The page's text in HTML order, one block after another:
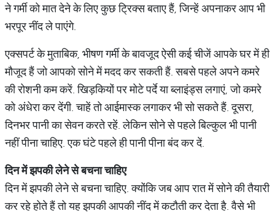
ने गर्मी को मात देने के लिए कुछ ट्रिक्‍स बताए हैं, जिन्‍हें अपनाकर आप भी
भरपूर नींद ले पाएंगे.
एक्‍सपर्ट के मुताबिक, भीषण गर्मी के बावजूद ऐसी कई चीजें आपके घर में ही
मौजूद हैं जो आपको सोने में मदद कर सकती हैं. सबसे पहले अपने कमरे
की रोशनी कम करें. ख‍िड़कियों पर मोटे पर्दे या ब्‍लाइंड्स लगाएं, जो कमरे
को अंधेरा कर देंगी. चाहें तो आईमास्‍क लगाकर भी सो सकते हैं. दूसरा,
दिनभर पानी का सेवन करते रहें. लेकिन सोने से पहले बिल्‍कुल भी पानी
नहीं पीना चाह‍िए. एक घंटे पहले ही पानी पीना बंद कर दें.
दिनमेंझपकीलेनेसेबचनाचाहिए
दिन में झपकी लेने से बचना चाहिए. क्‍योंकि जब आप रात में सोने की तैयारी
कर रहे होते हैं तो यह झपकी आपकी नींद में कटौती कर देता है. वैसे भी